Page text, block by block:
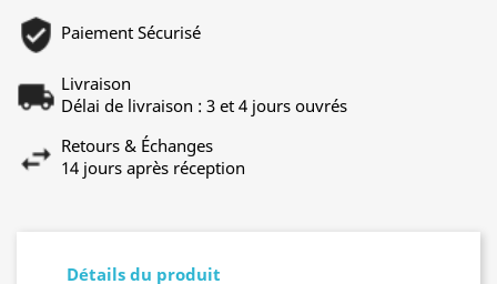
Paiement Sécurisé
Livraison
Délai de livraison : 3 et 4 jours ouvrés
Retours & Échanges
14 jours après réception
Détails du produit